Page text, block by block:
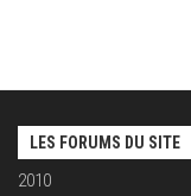
LES FORUMS DU SITE
2010